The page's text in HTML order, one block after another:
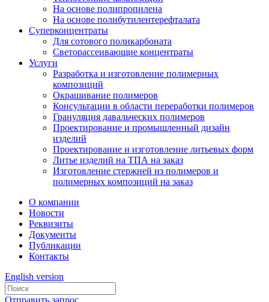
На основе полипропилена
На основе полибутилентерефталата
Суперконцентраты
Для сотового поликарбоната
Светорассеивающие концентраты
Услуги
Разработка и изготовление полимерных
композиций
Окрашивание полимеров
Консультации в области переработки полимеров
Грануляция давальческих полимеров
Проектирование и промышленный дизайн
изделий
Проектирование и изготовление литьевых форм
Литье изделий на ТПА на заказ
Изготовление стержней из полимеров и
полимерных композиций на заказ
О компании
Новости
Реквизиты
Документы
Публикации
Контакты
English version
Отправить запрос